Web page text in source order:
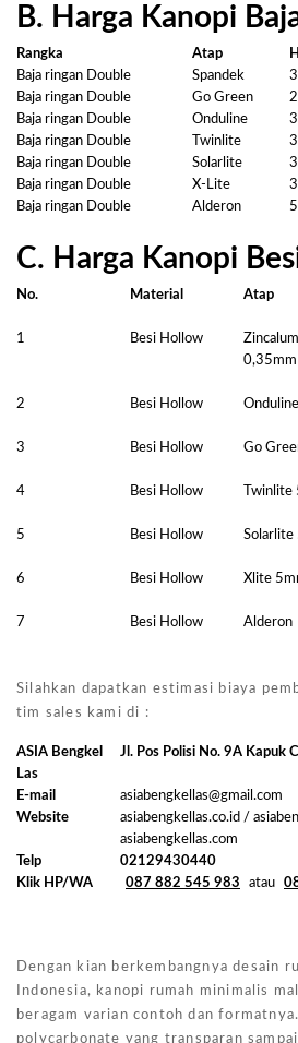
B. Harga Kanopi
Rangka Atap
Baja ringan Double
Spandek
Baja ringan Double
Go Green
Baja ringan Double
Onduline
Baja ringan Double
Twinlite
Baja ringan Double
Solarlite
Baja ringan Double
X-Lite
Baja ringan Double
Alderon
C. Harga Kanopi
No. Material Atap
1 Besi Hollow
0,35mm
2 Besi Hollow Onduline
3 Besi Hollow Go
4 Besi Hollow Twinlite
5 Besi Hollow Solarlite
6 Besi Hollow Xlite
7 Besi Hollow Alderon
Silahkan dapatkan estimasi biaya
tim sales kami di :
ASIA Bengkel
Las
Jl. Pos Polisi No. 9A Kapuk
E-mail
asiabengkellas@gmail.com
Website
asiabengkellas.co.id /
asiabengkellas.com
Telp
02129430440
Klik HP/WA
087 882 545 983 atau
Dengan kian berkembangnya desain
Indonesia, kanopi rumah minimalis
beragam varian contoh dan
polycarbonate yang transparan